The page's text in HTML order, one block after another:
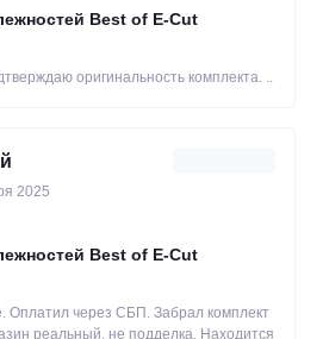
Best of E-Cut
оригинальность комплекта. ..
2025
Best of E-Cut
Оплатил через СБП. Забрал комплект
реальный, не подделка. Находится